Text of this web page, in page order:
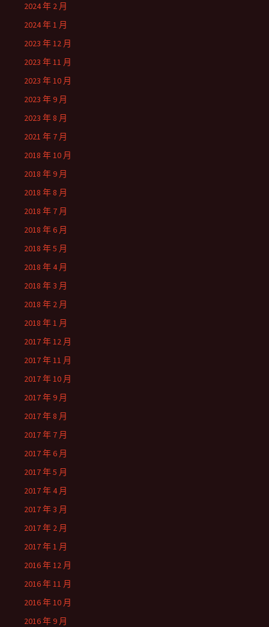
2024 年 2 月
2024 年 1 月
2023 年 12 月
2023 年 11 月
2023 年 10 月
2023 年 9 月
2023 年 8 月
2021 年 7 月
2018 年 10 月
2018 年 9 月
2018 年 8 月
2018 年 7 月
2018 年 6 月
2018 年 5 月
2018 年 4 月
2018 年 3 月
2018 年 2 月
2018 年 1 月
2017 年 12 月
2017 年 11 月
2017 年 10 月
2017 年 9 月
2017 年 8 月
2017 年 7 月
2017 年 6 月
2017 年 5 月
2017 年 4 月
2017 年 3 月
2017 年 2 月
2017 年 1 月
2016 年 12 月
2016 年 11 月
2016 年 10 月
2016 年 9 月